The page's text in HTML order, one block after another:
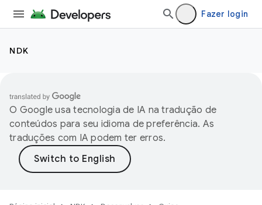
Fazer login
NDK
O Google usa tecnologia de IA na tradução de
conteúdos para seu idioma de preferência. As
traduções com IA podem ter erros.